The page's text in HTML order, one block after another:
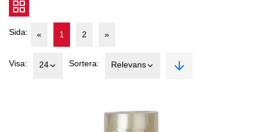
Sida: « 1 2 »
Visa: 24 Sortera: Relevans